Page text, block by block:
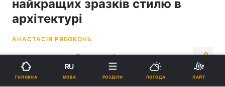
найкращих зразків стилю в
архітектурі
АНАСТАСІЯ РЯБОКОНЬ
00:55, 10.07.25 5 хв. 1080
Підпишіться на нас в Google
ГОЛОВНА
RU
МОВА РОЗДІЛИ ПОГОДА ЛАЙТ